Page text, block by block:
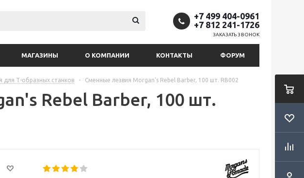
+7 499 404-0961
+7 812 241-1726
ЗАКАЗАТЬ ЗВОНОК
МАГАЗИНЫ О КОМПАНИИ КОНТАКТЫ ФОРУМ
для Т-образных станков - Сменные лезвия Morgan's Rebel Barber, 100 шт. RB002
Rebel Barber, 100 шт.